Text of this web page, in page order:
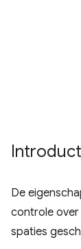
De
controle
spaties